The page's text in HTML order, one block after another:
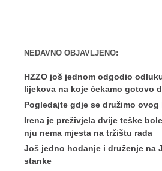
NEDAVNO OBJAVLJENO:
HZZO još jednom odgodio
lijekova na koje čekamo gotovo
Pogledajte gdje se družimo ovog
Irena je preživjela dvije teške
nju nema mjesta na tržištu rada
Još jedno hodanje i druženje na
stanke